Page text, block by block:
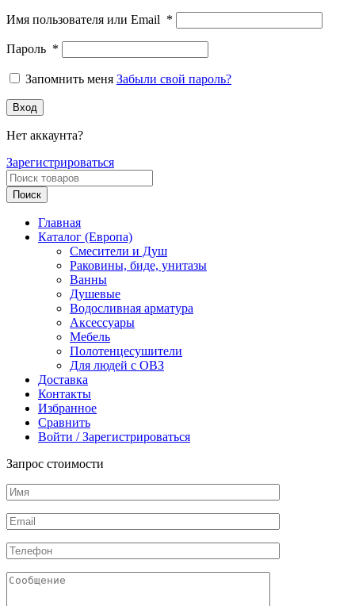
Имя пользователя или Email *
Пароль *
Запомнить меня Забыли свой пароль?
Вход
Нет аккаунта?
Зарегистрироваться
Поиск
Главная
Каталог (Европа)
Смесители и Душ
Раковины, биде, унитазы
Ванны
Душевые
Водосливная арматура
Аксессуары
Мебель
Полотенцесушители
Для людей с ОВЗ
Доставка
Контакты
Избранное
Сравнить
Войти / Зарегистрироваться
Запрос стоимости